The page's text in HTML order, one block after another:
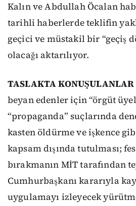
Kalın ve Abdullah Öcalan
tarihli haberlerde teklifin
geçici ve müstakil bir “geçiş
olacağı aktarılıyor.
TASLAKTA KONUŞULANLAR
beyan edenler için “örgüt
“propaganda” suçlarında
kasten öldürme ve işkence
kapsam dışında tutulması;
bırakmanın MİT tarafından
Cumhurbaşkanı kararıyla
uygulamayı izleyecek